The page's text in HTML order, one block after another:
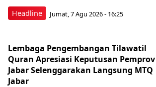
Headline Jumat, 7 Agu 2026 - 16:25
Lembaga Pengembangan Tilawatil
Quran Apresiasi Keputusan Pemprov
Jabar Selenggarakan Langsung MTQ
Jabar